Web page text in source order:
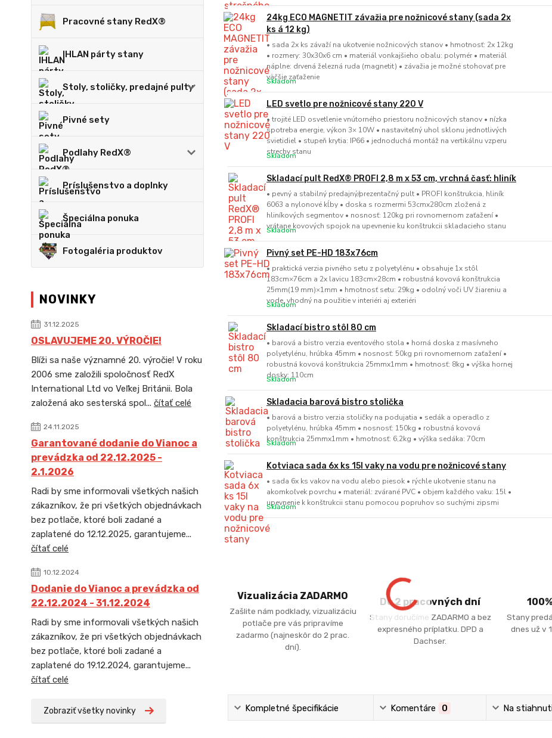
Pracovné stany RedX®
IHLAN párty stany
Stoly, stoličky, predajné pulty
Pivné sety
Podlahy RedX®
Príslušenstvo a doplnky
Špeciálna ponuka
Fotogaléria produktov
NOVINKY
31.12.2025
OSLAVUJEME 20. VÝROČIE!
Blíži sa naše významné 20. výročie! V roku
2006 sme založili spoločnosť RedX
International Ltd vo Veľkej Británii. Bola
založená ako sesterská spol... čítať celé
24.11.2025
Garantované dodanie do Vianoc a
prevádzka od 22.12.2025 -
2.1.2026
Radi by sme informovali všetkých našich
zákazníkov, že pri všetkých objednávkach
bez potlače, ktoré boli zadané a
zaplatené do 12.12.2025, garantujeme...
čítať celé
10.12.2024
Dodanie do Vianoc a prevádzka od
22.12.2024 - 31.12.2024
Radi by sme informovali všetkých našich
zákazníkov, že pri všetkých objednávkach
bez potlače, ktoré boli zadané a
zaplatené do 19.12.2024, garantujeme...
čítať celé
Zobraziť všetky novinky
24kg ECO MAGNETIT závažia pre nožnicové stany (sada 2x
ks á 12 kg)
• sada 2x ks závaží na ukotvenie nožnicových stanov • hmotnosť: 2x 12kg
• rozmery: 30x30x6 cm • materiál vonkajšieho obalu: polymér • materiál
náplne: drvená železná ruda (magnetit) • závažia je možné stohovať pre
väčšie zaťaženie
Skladom
LED svetlo pre nožnicové stany 220 V
• trojité LED osvetlenie vnútorného priestoru nožnicových stanov • nízka
spotreba energie, výkon 3× 10W • nastaviteľný uhol sklonu jednotlivých
svietidiel • stupeň krytia: IP66 • jednoduchá montáž na vertikálnu vzperu
strechy stanu
Skladom
Skladací pult RedX® PROFI 2,8 m x 53 cm, vrchná časť: hliník
• pevný a stabilný predajný/prezentačný pult • PROFI konštrukcia, hliník
6063 a nylonové kĺby • doska s rozmermi 53cmx280cm zložená z
hliníkových segmentov • nosnosť: 120kg pri rovnomernom zaťažení •
vrátane kovových spojok na upevnenie ku konštrukcii skladacieho stanu
Skladom
Pivný set PE-HD 183x76cm
• praktická verzia pivného setu z polyetylénu • obsahuje 1x stôl
183cm×76cm a 2x lavicu 183cm×28cm • robustná kovová konštrukcia
25mm(19 mm)×1mm • hmotnosť setu: 29kg • odolný voči UV žiareniu a
vode, vhodný na použitie v interiéri aj exteriéri
Skladom
Skladací bistro stôl 80 cm
• barová a bistro verzia eventového stola • horná doska z masívneho
polyetylénu, hrúbka 45mm • nosnosť: 50kg pri rovnomernom zaťažení •
robustná kovová konštrukcia 25mmx1mm • hmotnosť: 8kg • výška hornej
dosky: 110cm
Skladom
Skladacia barová bistro stolička
• barová a bistro verzia stoličky na podujatia • sedák a operadlo z
polyetylénu, hrúbka 45mm • nosnosť: 150kg • robustná kovová
konštrukcia 25mmx1mm • hmotnosť: 6,2kg • výška sedáka: 70cm
Skladom
Kotviaca sada 6x ks 15l vaky na vodu pre nožnicové stany
• sada 6x ks vakov na vodu alebo piesok • rýchle ukotvenie stanu na
akomkoľvek povrchu • materiál: zvárané PVC • objem každého vaku: 15l •
upevnenie k konštrukcii stanu pomocou popruhov so suchými zipsmi
Skladom
Vizualizácia ZADARMO
Zašlite nám podklady, vizualizáciu
potlače pre vás pripravíme
zadarmo (najneskôr do 2 prac.
dní).
Do 2 pracovných dní
Stany doručíme ZADARMO a bez
expresného príplatku. DPD a
Dachser.
Stany
dnes už v
Kompletné špecifikácie Komentáre 0 Na